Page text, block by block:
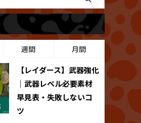
週間 月間
【レイダース】武器強化
｜武器レベル必要素材
早見表・失敗しないコ
ツ